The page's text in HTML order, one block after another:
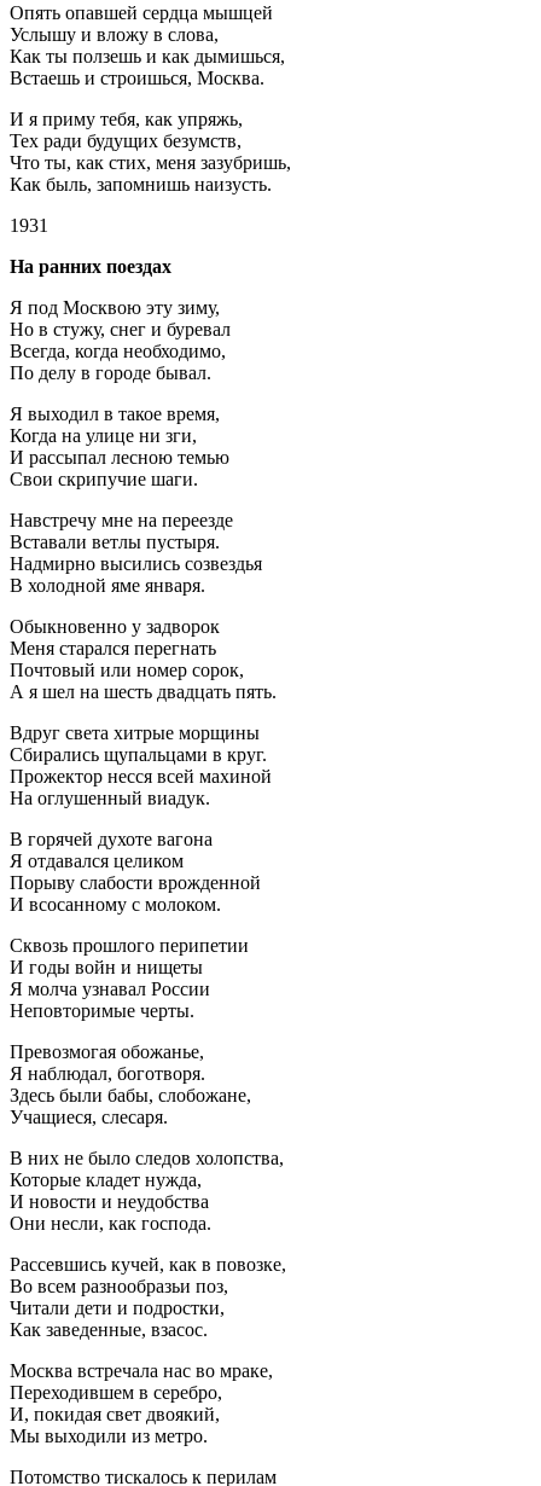
Опять опавшей сердца мышцей
Услышу и вложу в слова,
Как ты ползешь и как дымишься,
Встаешь и строишься, Москва.
И я приму тебя, как упряжь,
Тех ради будущих безумств,
Что ты, как стих, меня зазубришь,
Как быль, запомнишь наизусть.
1931
На ранних поездах
Я под Москвою эту зиму,
Но в стужу, снег и буревал
Всегда, когда необходимо,
По делу в городе бывал.
Я выходил в такое время,
Когда на улице ни зги,
И рассыпал лесною темью
Свои скрипучие шаги.
Навстречу мне на переезде
Вставали ветлы пустыря.
Надмирно высились созвездья
В холодной яме января.
Обыкновенно у задворок
Меня старался перегнать
Почтовый или номер сорок,
А я шел на шесть двадцать пять.
Вдруг света хитрые морщины
Сбирались щупальцами в круг.
Прожектор несся всей махиной
На оглушенный виадук.
B горячей духоте вагона
Я отдавался целиком
Порыву слабости врожденной
И всосанному с молоком.
Сквозь прошлого перипетии
И годы войн и нищеты
Я молча узнавал России
Неповторимые черты.
Превозмогая обожанье,
Я наблюдал, боготворя.
Здесь были бабы, слобожане,
Учащиеся, слесаря.
В них не было следов холопства,
Которые кладет нужда,
И новости и неудобства
Они несли, как господа.
Рассевшись кучей, как в повозке,
Во всем разнообразьи поз,
Читали дети и подростки,
Как заведенные, взасос.
Москва встречала нас во мраке,
Переходившем в серебро,
И, покидая свет двоякий,
Мы выходили из метро.
Потомство тискалось к перилам